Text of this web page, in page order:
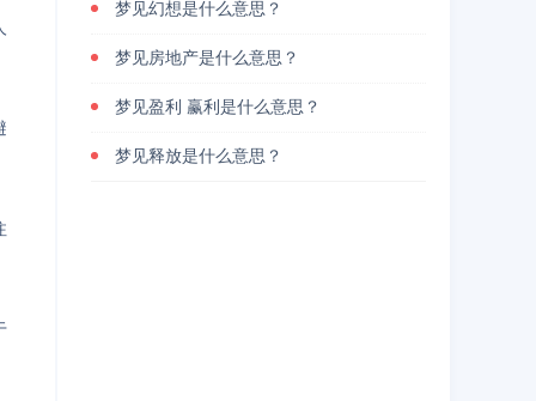
梦见幻想是什么意思？
梦见房地产是什么意思？
梦见盈利 赢利是什么意思？
梦见释放是什么意思？